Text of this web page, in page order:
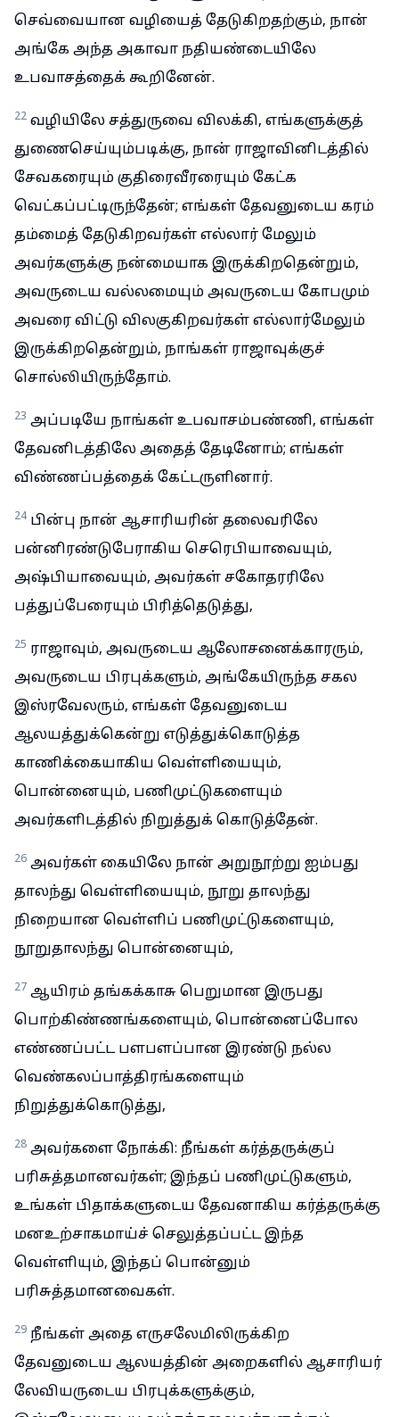
செவ்வையான வழியைத் தேடுகிறதற்கும், நான்
அங்கே அந்த அகாவா நதியண்டையிலே
உபவாசத்தைக் கூறினேன்.
22 வழியிலே சத்துருவை விலக்கி, எங்களுக்குத்
துணைசெய்யும்படிக்கு, நான் ராஜாவினிடத்தில்
சேவகரையும் குதிரைவீரரையும் கேட்க
வெட்கப்பட்டிருந்தேன்; எங்கள் தேவனுடைய கரம்
தம்மைத் தேடுகிறவர்கள் எல்லார் மேலும்
அவர்களுக்கு நன்மையாக இருக்கிறதென்றும்,
அவருடைய வல்லமையும் அவருடைய கோபமும்
அவரை விட்டு விலகுகிறவர்கள் எல்லார்மேலும்
இருக்கிறதென்றும், நாங்கள் ராஜாவுக்குச்
சொல்லியிருந்தோம்.
23 அப்படியே நாங்கள் உபவாசம்பண்ணி, எங்கள்
தேவனிடத்திலே அதைத் தேடினோம்; எங்கள்
விண்ணப்பத்தைக் கேட்டருளினார்.
24 பின்பு நான் ஆசாரியரின் தலைவரிலே
பன்னிரண்டுபேராகிய செரெபியாவையும்,
அஷ்பியாவையும், அவர்கள் சகோதரரிலே
பத்துப்பேரையும் பிரித்தெடுத்து,
25 ராஜாவும், அவருடைய ஆலோசனைக்காரரும்,
அவருடைய பிரபுக்களும், அங்கேயிருந்த சகல
இஸ்ரவேலரும், எங்கள் தேவனுடைய
ஆலயத்துக்கென்று எடுத்துக்கொடுத்த
காணிக்கையாகிய வெள்ளியையும்,
பொன்னையும், பணிமுட்டுகளையும்
அவர்களிடத்தில் நிறுத்துக் கொடுத்தேன்.
26 அவர்கள் கையிலே நான் அறுநூற்று ஐம்பது
தாலந்து வெள்ளியையும், நூறு தாலந்து
நிறையான வெள்ளிப் பணிமுட்டுகளையும்,
நூறுதாலந்து பொன்னையும்,
27 ஆயிரம் தங்கக்காசு பெறுமான இருபது
பொற்கிண்ணங்களையும், பொன்னைப்போல
எண்ணப்பட்ட பளபளப்பான இரண்டு நல்ல
வெண்கலப்பாத்திரங்களையும்
நிறுத்துக்கொடுத்து,
28 அவர்களை நோக்கி: நீங்கள் கர்த்தருக்குப்
பரிசுத்தமானவர்கள்; இந்தப் பணிமுட்டுகளும்,
உங்கள் பிதாக்களுடைய தேவனாகிய கர்த்தருக்கு
மனஉற்சாகமாய்ச் செலுத்தப்பட்ட இந்த
வெள்ளியும், இந்தப் பொன்னும்
பரிசுத்தமானவைகள்.
29 நீங்கள் அதை எருசலேமிலிருக்கிற
தேவனுடைய ஆலயத்தின் அறைகளில் ஆசாரியர்
லேவியருடைய பிரபுக்களுக்கும்,